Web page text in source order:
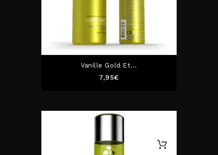
Vanille Gold Et...
7,95€